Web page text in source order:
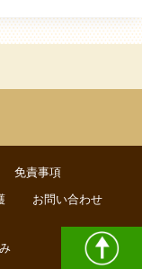
免責事項
お問い合わせ